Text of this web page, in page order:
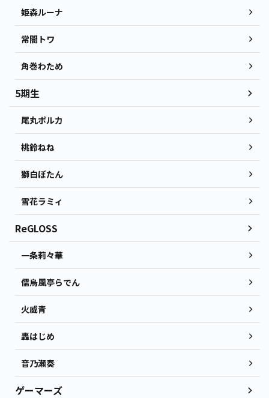
姫森ルーナ
常闇トワ
角巻わため
5期生
尾丸ポルカ
桃鈴ねね
獅白ぼたん
雪花ラミィ
ReGLOSS
一条莉々華
儒烏風亭らでん
火威青
轟はじめ
音乃瀬奏
ゲーマーズ